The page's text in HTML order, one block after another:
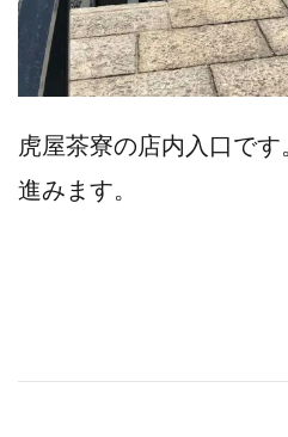
虎屋茶寮の店内入口で
進みます。